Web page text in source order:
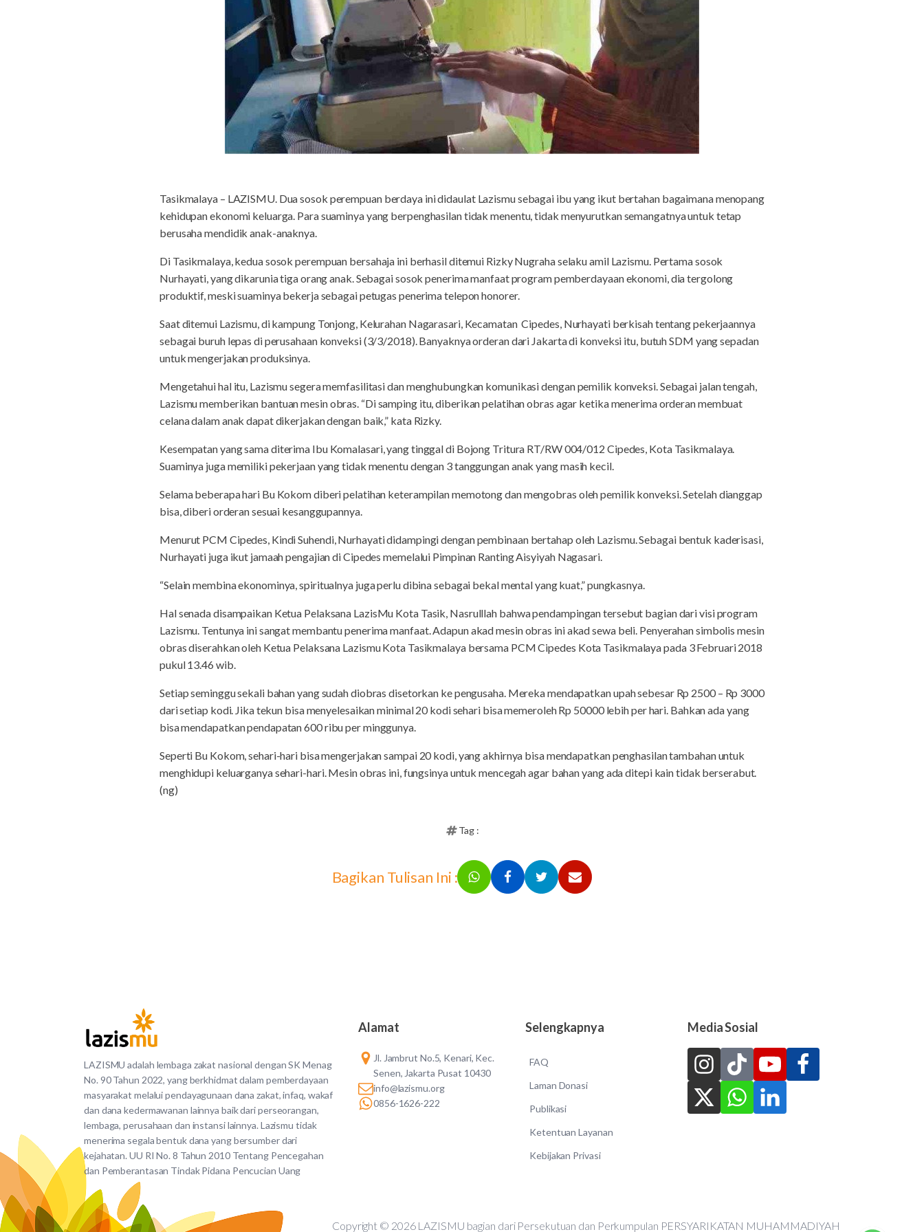
Tasikmalaya – LAZISMU. Dua sosok perempuan berdaya ini didaulat Lazismu sebagai ibu yang ikut bertahan bagaimana menopang
kehidupan ekonomi keluarga. Para suaminya yang berpenghasilan tidak menentu, tidak menyurutkan semangatnya untuk tetap
berusaha mendidik anak-anaknya.
Di Tasikmalaya, kedua sosok perempuan bersahaja ini berhasil ditemui Rizky Nugraha selaku amil Lazismu. Pertama sosok
Nurhayati, yang dikarunia tiga orang anak. Sebagai sosok penerima manfaat program pemberdayaan ekonomi, dia tergolong
produktif, meski suaminya bekerja sebagai petugas penerima telepon honorer.
Saat ditemui Lazismu, di kampung Tonjong, Kelurahan Nagarasari, Kecamatan Cipedes, Nurhayati berkisah tentang pekerjaannya
sebagai buruh lepas di perusahaan konveksi (3/3/2018). Banyaknya orderan dari Jakarta di konveksi itu, butuh SDM yang sepadan
untuk mengerjakan produksinya.
Mengetahui hal itu, Lazismu segera memfasilitasi dan menghubungkan komunikasi dengan pemilik konveksi. Sebagai jalan tengah,
Lazismu memberikan bantuan mesin obras. “Di samping itu, diberikan pelatihan obras agar ketika menerima orderan membuat
celana dalam anak dapat dikerjakan dengan baik,” kata Rizky.
Kesempatan yang sama diterima Ibu Komalasari, yang tinggal di Bojong Tritura RT/RW 004/012 Cipedes, Kota Tasikmalaya.
Suaminya juga memiliki pekerjaan yang tidak menentu dengan 3 tanggungan anak yang masih kecil.
Selama beberapa hari Bu Kokom diberi pelatihan keterampilan memotong dan mengobras oleh pemilik konveksi. Setelah dianggap
bisa, diberi orderan sesuai kesanggupannya.
Menurut PCM Cipedes, Kindi Suhendi, Nurhayati didampingi dengan pembinaan bertahap oleh Lazismu. Sebagai bentuk kaderisasi,
Nurhayati juga ikut jamaah pengajian di Cipedes memelalui Pimpinan Ranting Aisyiyah Nagasari.
“Selain membina ekonominya, spiritualnya juga perlu dibina sebagai bekal mental yang kuat,” pungkasnya.
Hal senada disampaikan Ketua Pelaksana LazisMu Kota Tasik, Nasrulllah bahwa pendampingan tersebut bagian dari visi program
Lazismu. Tentunya ini sangat membantu penerima manfaat. Adapun akad mesin obras ini akad sewa beli. Penyerahan simbolis mesin
obras diserahkan oleh Ketua Pelaksana Lazismu Kota Tasikmalaya bersama PCM Cipedes Kota Tasikmalaya pada 3 Februari 2018
pukul 13.46 wib.
Setiap seminggu sekali bahan yang sudah diobras disetorkan ke pengusaha. Mereka mendapatkan upah sebesar Rp 2500 – Rp 3000
dari setiap kodi. Jika tekun bisa menyelesaikan minimal 20 kodi sehari bisa memeroleh Rp 50000 lebih per hari. Bahkan ada yang
bisa mendapatkan pendapatan 600 ribu per minggunya.
Seperti Bu Kokom, sehari-hari bisa mengerjakan sampai 20 kodi, yang akhirnya bisa mendapatkan penghasilan tambahan untuk
menghidupi keluarganya sehari-hari. Mesin obras ini, fungsinya untuk mencegah agar bahan yang ada ditepi kain tidak berserabut.
(ng)
Tag :
Bagikan Tulisan Ini :
LAZISMU adalah lembaga zakat nasional dengan SK Menag
No. 90 Tahun 2022, yang berkhidmat dalam pemberdayaan
masyarakat melalui pendayagunaan dana zakat, infaq, wakaf
dan dana kedermawanan lainnya baik dari perseorangan,
lembaga, perusahaan dan instansi lainnya. Lazismu tidak
menerima segala bentuk dana yang bersumber dari
kejahatan. UU RI No. 8 Tahun 2010 Tentang Pencegahan
dan Pemberantasan Tindak Pidana Pencucian Uang
Alamat
Jl. Jambrut No.5, Kenari, Kec.
Senen, Jakarta Pusat 10430
info@lazismu.org
0856-1626-222
Selengkapnya
FAQ
Laman Donasi
Publikasi
Ketentuan Layanan
Kebijakan Privasi
Media Sosial
Copyright © 2026 LAZISMU bagian dari Persekutuan dan Perkumpulan PERSYARIKATAN MUHAMMADIYAH